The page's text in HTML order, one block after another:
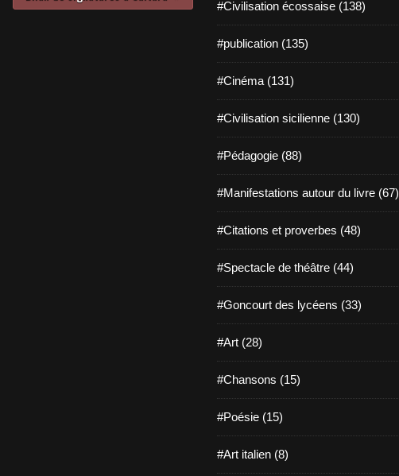
#Civilisation écossaise (138)
#publication (135)
#Cinéma (131)
#Civilisation sicilienne (130)
#Pédagogie (88)
#Manifestations autour du livre (67)
#Citations et proverbes (48)
#Spectacle de théâtre (44)
#Goncourt des lycéens (33)
#Art (28)
#Chansons (15)
#Poésie (15)
#Art italien (8)